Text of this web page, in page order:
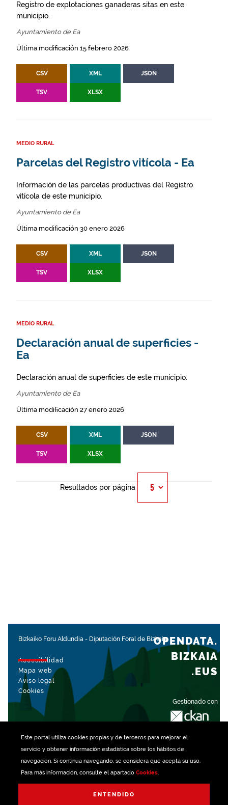
Este portal utiliza cookiespropias y de terceros para mejorar el
servicio y obtener información estadística sobre los hábitos de
navegación. Si continúa navegando, se considera que acepta su uso.
Para más información, consulte el apartado Cookies.
ENTENDIDO
Registro de explotaciones ganaderas sitas en este
municipio.
Ayuntamiento de Ea
Última modificación 15 febrero 2026
CSV XML JSON
TSV XLSX
MEDIO RURAL
Parcelas del Registro vitícola - Ea
Información de las parcelas productivas del Registro
vitícola de este municipio.
Ayuntamiento de Ea
Última modificación 30 enero 2026
CSV XML JSON
TSV XLSX
MEDIO RURAL
Declaración anual de superficies -
Ea
Declaración anual de superficies de este municipio.
Ayuntamiento de Ea
Última modificación 27 enero 2026
CSV XML JSON
TSV XLSX
Resultados por página
Bizkaiko Foru Aldundia - Diputación Foral de Bizkaia
Accesibilidad
Mapa web
Aviso legal
Cookies
Gestionado con
OPENDATA.
BIZKAIA
.EUS